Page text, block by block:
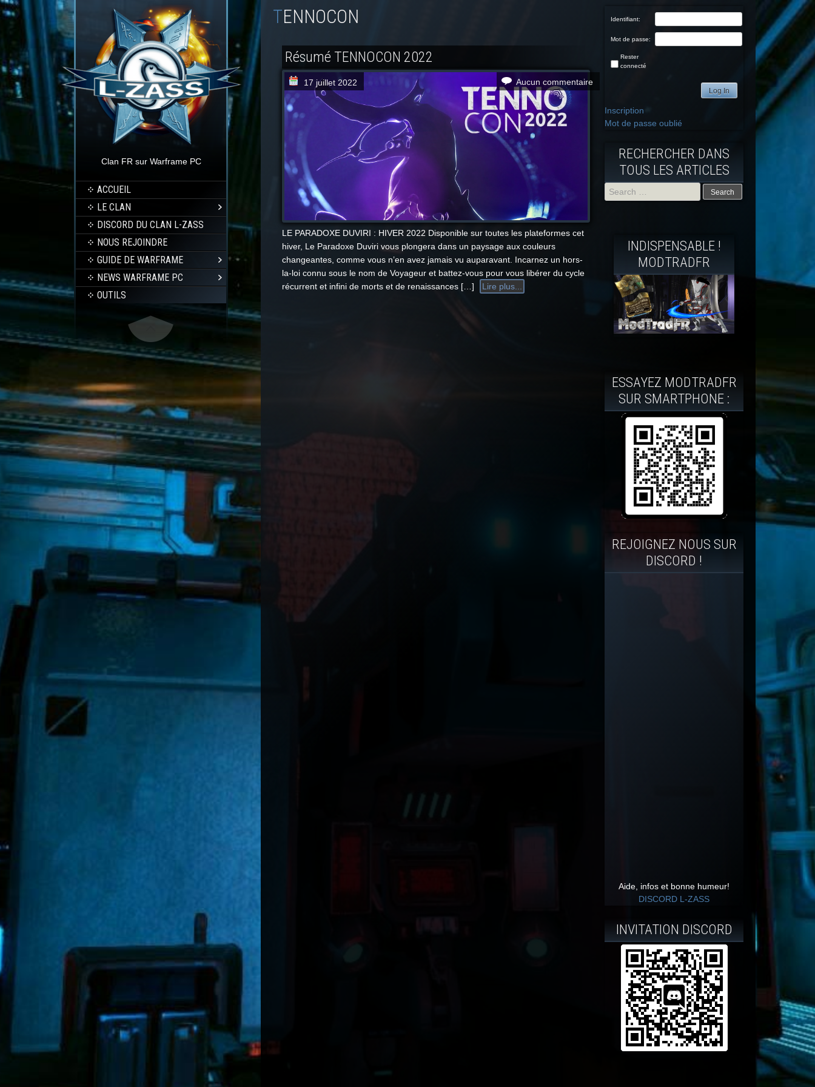
Clan FR sur Warframe PC
ACCUEIL
LE CLAN
DISCORD DU CLAN L-ZASS
NOUS REJOINDRE
GUIDE DE WARFRAME
NEWS WARFRAME PC
OUTILS
TENNOCON
Résumé TENNOCON 2022
17 juillet 2022 Aucun commentaire
LE PARADOXE DUVIRI : HIVER 2022 Disponible sur toutes les plateformes cet
hiver, Le Paradoxe Duviri vous plongera dans un paysage aux couleurs
changeantes, comme vous n’en avez jamais vu auparavant. Incarnez un hors-
la-loi connu sous le nom de Voyageur et battez-vous pour vous libérer du cycle
récurrent et infini de morts et de renaissances […]
Lire plus...
Identifiant:
Mot de passe:
Rester
connecté
Log In
Inscription
Mot de passe oublié
RECHERCHER DANS
TOUS LES ARTICLES
INDISPENSABLE !
MODTRADFR
ESSAYEZ MODTRADFR
SUR SMARTPHONE :
REJOIGNEZ NOUS SUR
DISCORD !
Aide, infos et bonne humeur!
DISCORD L-ZASS
INVITATION DISCORD